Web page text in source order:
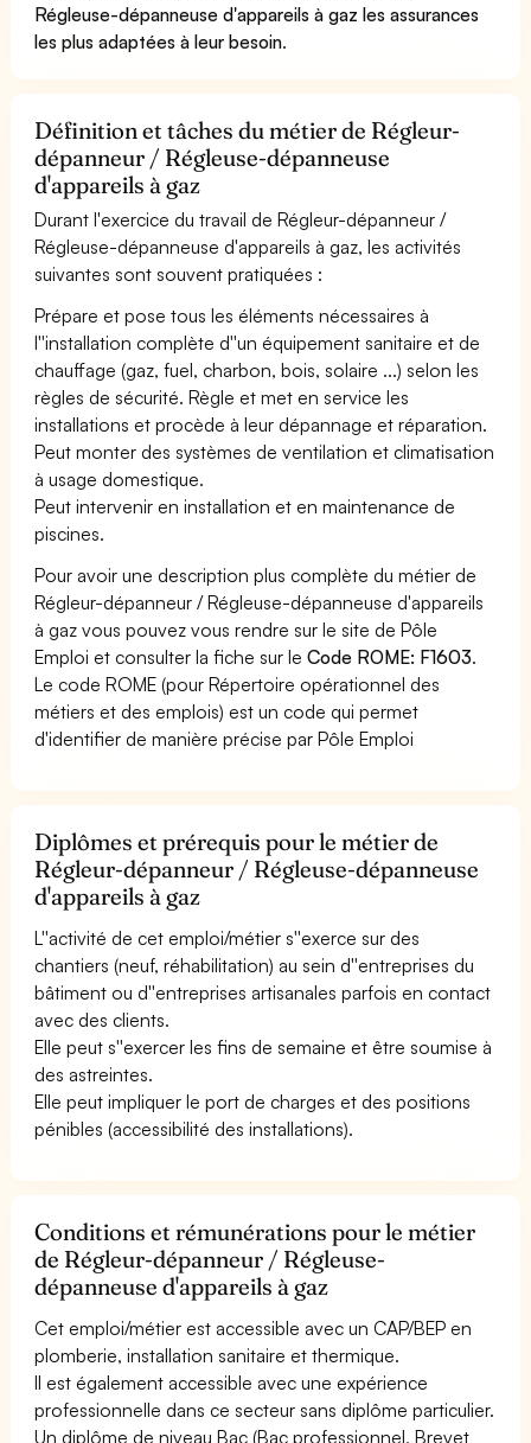
Régleuse-dépanneuse d'appareils à gaz les assurances
les plus adaptées à leur besoin.
Définition et tâches du métier de Régleur-
dépanneur / Régleuse-dépanneuse
d'appareils à gaz
Durant l'exercice du travail de Régleur-dépanneur /
Régleuse-dépanneuse d'appareils à gaz, les activités
suivantes sont souvent pratiquées :
Prépare et pose tous les éléments nécessaires à
l''installation complète d''un équipement sanitaire et de
chauffage (gaz, fuel, charbon, bois, solaire ...) selon les
règles de sécurité. Règle et met en service les
installations et procède à leur dépannage et réparation.
Peut monter des systèmes de ventilation et climatisation
à usage domestique.
Peut intervenir en installation et en maintenance de
piscines.
Pour avoir une description plus complète du métier de
Régleur-dépanneur / Régleuse-dépanneuse d'appareils
à gaz vous pouvez vous rendre sur le site de Pôle
Emploi et consulter la fiche sur leCode ROME: F1603.
Le code ROME (pour Répertoire opérationnel des
métiers et des emplois) est un code qui permet
d'identifier de manière précise par Pôle Emploi
Diplômes et prérequis pour le métier de
Régleur-dépanneur / Régleuse-dépanneuse
d'appareils à gaz
L''activité de cet emploi/métier s''exerce sur des
chantiers (neuf, réhabilitation) au sein d''entreprises du
bâtiment ou d''entreprises artisanales parfois en contact
avec des clients.
Elle peut s''exercer les fins de semaine et être soumise à
des astreintes.
Elle peut impliquer le port de charges et des positions
pénibles (accessibilité des installations).
Conditions et rémunérations pour le métier
de Régleur-dépanneur / Régleuse-
dépanneuse d'appareils à gaz
Cet emploi/métier est accessible avec un CAP/BEP en
plomberie, installation sanitaire et thermique.
Il est également accessible avec une expérience
professionnelle dans ce secteur sans diplôme particulier.
Un diplôme de niveau Bac (Bac professionnel, Brevet